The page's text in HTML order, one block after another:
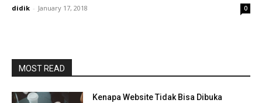
didik - January 17, 2018 0
MOST READ
Kenapa Website Tidak Bisa Dibuka